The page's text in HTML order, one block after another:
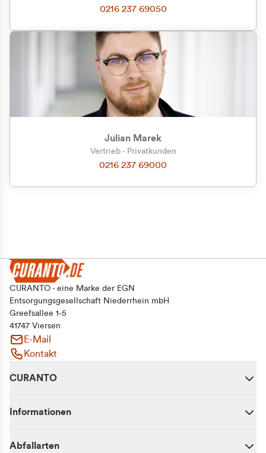
Zu welcher Kundengruppe
gehören Sie?
Privatkunde (inkl. MwSt.)
Geschäftskunde (exkl. MwSt.)
0216 237 69050
Julian Marek
Vertrieb - Privatkunden
0216 237 69000
CURANTO - eine Marke der EGN
Entsorgungsgesellschaft Niederrhein mbH
Greefsallee 1-5
41747 Viersen
E-Mail
Kontakt
CURANTO
Informationen
Abfallarten